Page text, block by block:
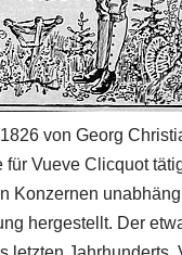
von Georg
Vueve Clicquot
Konzernen
hergestellt. Der